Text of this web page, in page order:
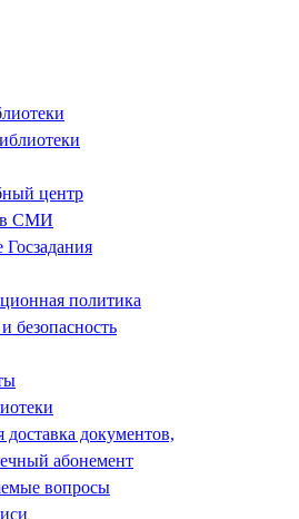
центр
в СМИ
политика
безопасность
доставка документов,
абонемент
вопросы